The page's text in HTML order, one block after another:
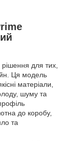
рішення для тих,
Ця модель
матеріали,
шуму та
до коробу,
та